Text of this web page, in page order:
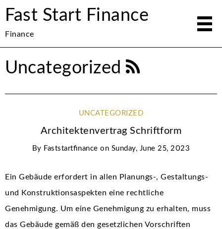
Fast Start Finance
Finance
Uncategorized
UNCATEGORIZED
Architektenvertrag Schriftform
By Faststartfinance on Sunday, June 25, 2023
Ein Gebäude erfordert in allen Planungs-, Gestaltungs-
und Konstruktionsaspekten eine rechtliche
Genehmigung. Um eine Genehmigung zu erhalten, muss
das Gebäude gemäß den gesetzlichen Vorschriften